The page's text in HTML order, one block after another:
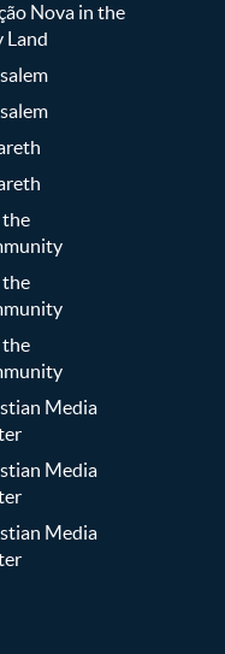
Nova in the
Land
the
the
the
Media
Media
Media